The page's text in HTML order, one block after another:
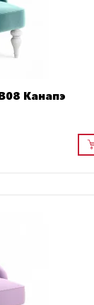
Канапэ